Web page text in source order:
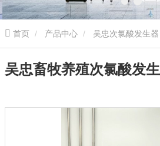
首页 产品中心 吴忠次氯酸发生器
备 吴忠畜牧养殖次氯酸发生器
吴忠畜牧养殖次氯酸发